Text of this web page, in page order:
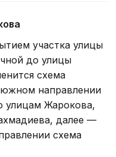
участка улицы
до улицы
схема
направлении
улицам Жарокова,
далее —
схема